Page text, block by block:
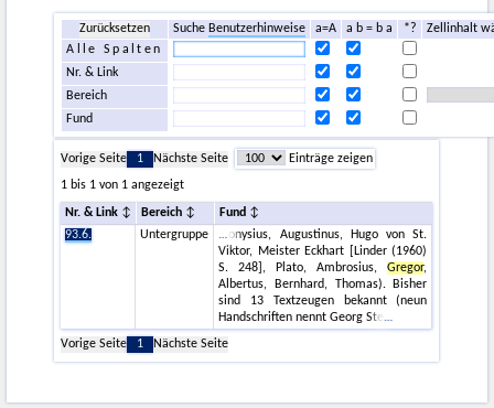
Zurücksetzen Suche Benutzerhinweise a=A a b = b a *?
Zellinhalt
Alle Spalten
Nr. & Link
Bereich
Fund
Vorige Seite 1 Nächste Seite
Einträge zeigen
1 bis 1 von 1 angezeigt
Nr. & Link Bereich
Fund
93.6.
Untergruppe
onysius, Augustinus, Hugo von St.
Viktor, Meister Eckhart [Linder (1960)
S. 248], Plato, Ambrosius,Gregor,
Albertus, Bernhard, Thomas). Bisher
sind 13 Textzeugen bekannt (neun
Handschriften nennt Georg Ste
Vorige Seite
1 Nächste Seite